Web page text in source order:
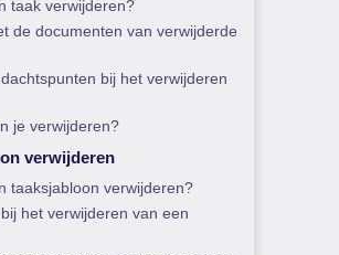
taak verwijderen?
de documenten van verwijderde
bij het verwijderen
je verwijderen?
verwijderen
taaksjabloon verwijderen?
het verwijderen van een